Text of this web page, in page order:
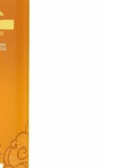
ET INTENSITÉ
caramel pour un
avant le
pic de glycémie,
et un allié parfait